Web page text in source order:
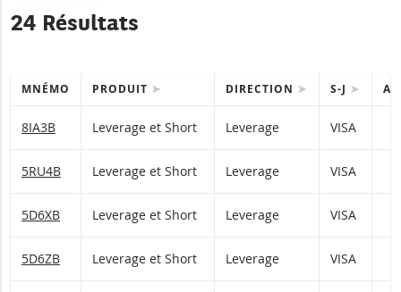
24 Résultats
MNÉMO PRODUIT DIRECTION S-J
8IA3B Leverage et Short Leverage VISA
5RU4B Leverage et Short Leverage VISA
5D6XB Leverage et Short Leverage VISA
5D6ZB Leverage et Short Leverage VISA